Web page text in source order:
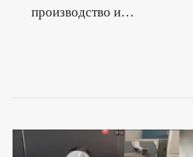
производство и…